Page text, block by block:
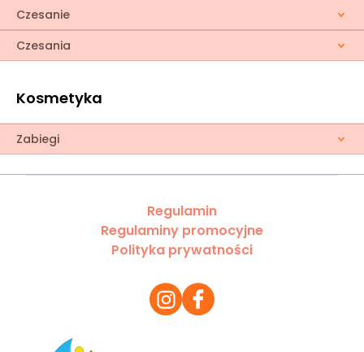
Czesanie
Czesania
Kosmetyka
Zabiegi
Regulamin
Regulaminy promocyjne
Polityka prywatności